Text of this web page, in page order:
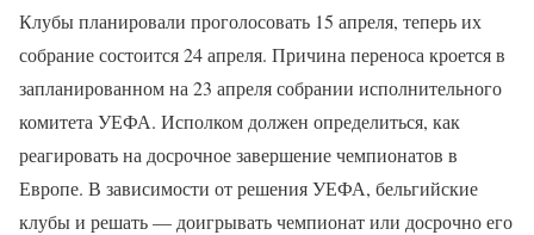
Клубы планировали проголосовать 15 апреля, теперь их
собрание состоится 24 апреля. Причина переноса кроется в
запланированном на 23 апреля собрании исполнительного
комитета УЕФА. Исполком должен определиться, как
реагировать на досрочное завершение чемпионатов в
Европе. В зависимости от решения УЕФА, бельгийские
клубы и решать — доигрывать чемпионат или досрочно его